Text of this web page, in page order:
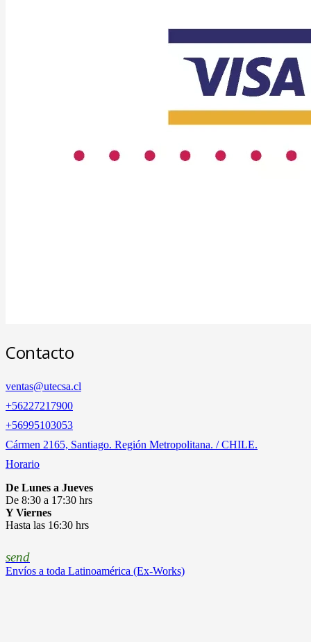
Contacto
ventas@utecsa.cl
+56227217900
‎+56995103053
Cármen 2165, Santiago. Región Metropolitana. / CHILE.
Horario
De Lunes a Jueves
De 8:30 a 17:30 hrs
Y Viernes
Hasta las 16:30 hrs
send
Envíos a toda Latinoamérica (Ex-Works)